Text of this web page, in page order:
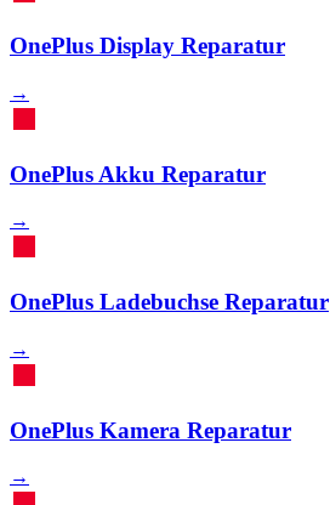
OnePlus Display Reparatur
→
OnePlus Akku Reparatur
→
OnePlus Ladebuchse Reparatur
→
OnePlus Kamera Reparatur
→